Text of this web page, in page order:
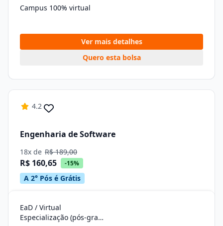
Campus 100% virtual
Ver mais detalhes
Quero esta bolsa
4.2
Engenharia de Software
18x de R$ 189,00
R$ 160,65 -15%
A 2° Pós é Grátis
EaD / Virtual
Especialização (pós-graduação)